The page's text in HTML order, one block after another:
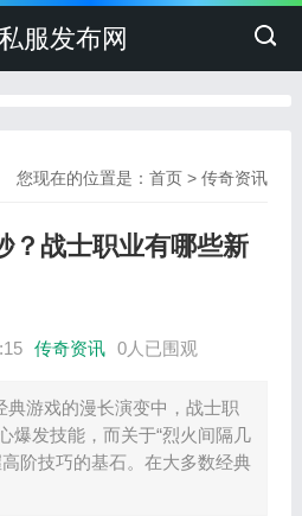
服发布网
您现在的位置是：首页 >传奇资讯
？战士职业有哪些新
传奇资讯 0人已围观
游戏的漫长演变中，战士职
爆发技能，而关于“烈火间隔几
阶技巧的基石。在大多数经典